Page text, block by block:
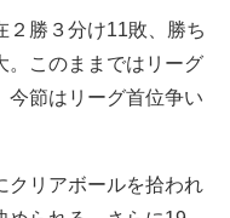
２勝３分け11敗、勝ち
。このままではリーグ
今節はリーグ首位争い
クリアボールを拾われ